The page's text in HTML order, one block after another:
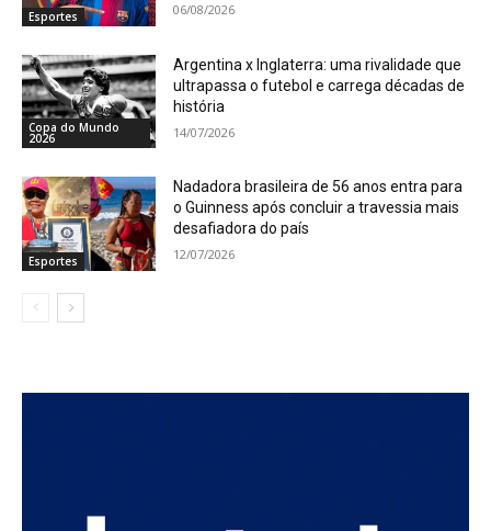
Esportes 06/08/2026
Copa do Mundo
2026
Argentina x Inglaterra: uma rivalidade que
ultrapassa o futebol e carrega décadas de
história
14/07/2026
Esportes
Nadadora brasileira de 56 anos entra para
o Guinness após concluir a travessia mais
desafiadora do país
12/07/2026